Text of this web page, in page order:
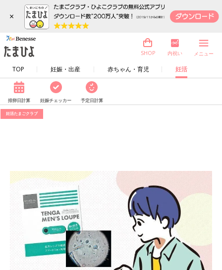
×
TOP 妊娠・出産 赤ちゃん・育児 妊活
SHOP 内祝い メニュー
排卵日計算 妊娠チェッカー 予定日計算
妊活たまごクラブ